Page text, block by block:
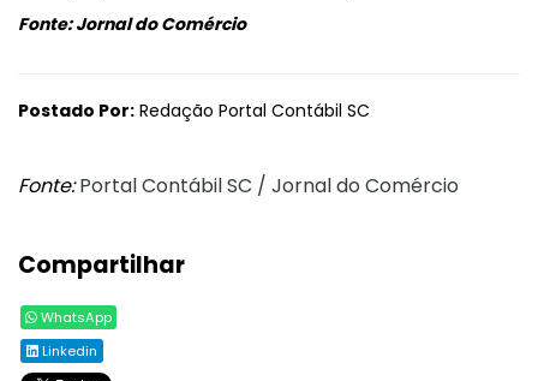
Fonte: Jornal do Comércio
Postado Por: Redação Portal Contábil SC
Fonte: Portal Contábil SC / Jornal do Comércio
Compartilhar
WhatsApp
Linkedin